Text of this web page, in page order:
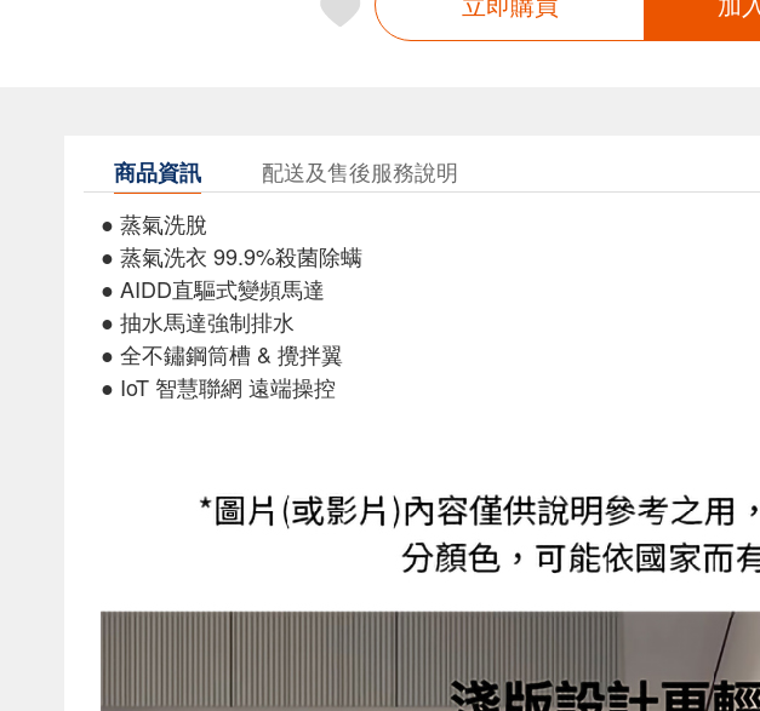
商品資訊
配送及售後服務說明
● 蒸氣洗脫
● 蒸氣洗衣 99.9%殺菌除螨
● AIDD直驅式變頻馬達
● 抽水馬達強制排水
● 全不鏽鋼筒槽 & 攪拌翼
● IoT 智慧聯網 遠端操控